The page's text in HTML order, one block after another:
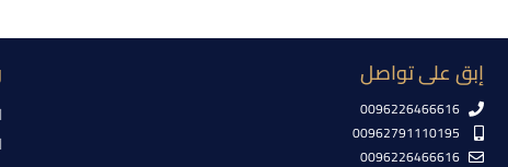
إبق على تواصل
0096226466616
00962791110195
0096226466616